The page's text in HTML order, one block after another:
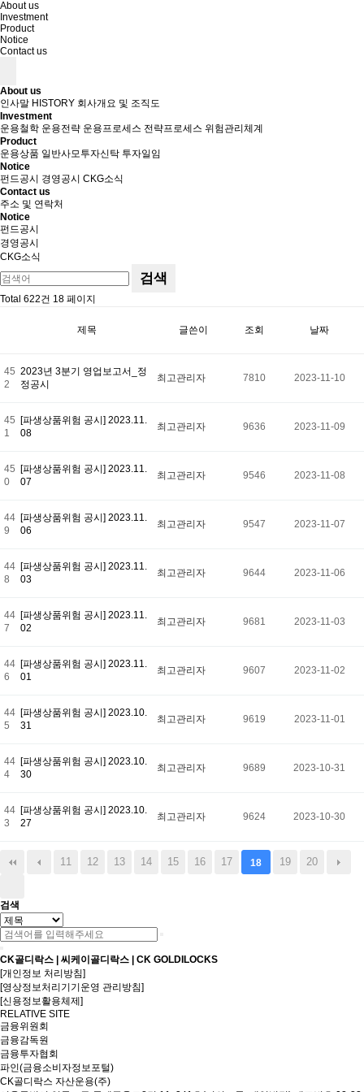
About us
Investment
Product
Notice
Contact us
About us
인사말 HISTORY 회사개요 및 조직도
Investment
운용철학 운용전략 운용프로세스 전략프로세스 위험관리체계
Product
운용상품 일반사모투자신탁 투자일임
Notice
펀드공시
경영공시 CKG소식
Contact us
주소 및 연락처
Notice
펀드공시
경영공시
CKG소식
검색
Total 622건 18 페이지
제목 글쓴이 조회 날짜
45
2
2023년 3분기 영업보고서_정
정공시
최고관리자 7810 2023-11-10
45
1
[파생상품위험 공시] 2023.11.
08
최고관리자 9636 2023-11-09
45
0
[파생상품위험 공시] 2023.11.
07
최고관리자 9546 2023-11-08
44
9
[파생상품위험 공시] 2023.11.
06
최고관리자 9547 2023-11-07
44
8
[파생상품위험 공시] 2023.11.
03
최고관리자 9644 2023-11-06
44
7
[파생상품위험 공시] 2023.11.
02
최고관리자 9681 2023-11-03
44
6
[파생상품위험 공시] 2023.11.
01
최고관리자 9607 2023-11-02
44
5
[파생상품위험 공시] 2023.10.
31
최고관리자 9619 2023-11-01
44
4
[파생상품위험 공시] 2023.10.
30
최고관리자 9689 2023-10-31
44
3
[파생상품위험 공시] 2023.10.
27
최고관리자 9624 2023-10-30
11 12 13 14 15 16 17 18 19 20
검색
CK골디락스 | 씨케이골디락스 | CK GOLDILOCKS
[개인정보 처리방침]
[영상정보처리기기운영 관리방침]
[신용정보활용체제]
RELATIVE SITE
금융위원회
금융감독원
금융투자협회
파인(금융소비자정보포털)
CK골디락스 자산운용(주)